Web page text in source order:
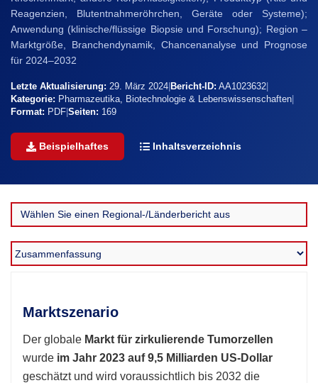
Reagenzien, Blutentnahmeröhrchen, Geräte oder Systeme);
Anwendung (klinische/flüssige Biopsie und Forschung); Region –
Marktgröße, Branchendynamik, Chancenanalyse und Prognose
für 2024–2032
Letzte Aktualisierung: 29. März 2024 Bericht-ID: AA1023632
Kategorie: Pharmazeutika, Biotechnologie & Lebenswissenschaften
Format: PDF Seiten: 169
Beispielhaftes Inhaltsverzeichnis
Marktszenario
Der globale Markt für zirkulierende Tumorzellen
wurde im Jahr 2023 auf 9,5 Milliarden US-Dollar
geschätzt und wird voraussichtlich bis 2032 die